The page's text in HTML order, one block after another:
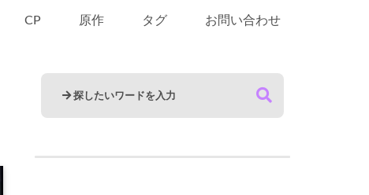
CP 原作 タグ お問い合わせ